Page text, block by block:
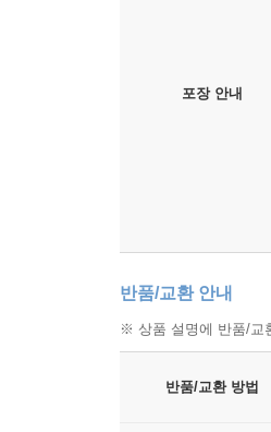
포장 안내
반품/교환 안내
※ 상품 설명에 반품/교
반품/교환 방법